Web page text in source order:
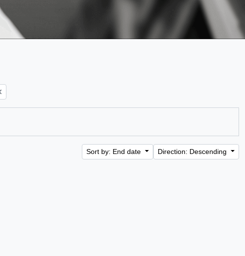
Sort by: End date Direction: Descending